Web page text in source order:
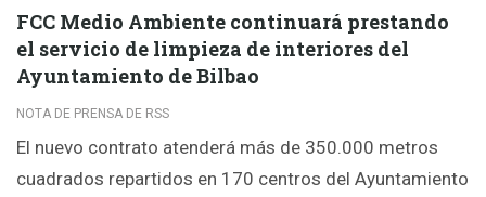
FCC Medio Ambiente continuará prestando
el servicio de limpieza de interiores del
Ayuntamiento de Bilbao
NOTA DE PRENSA DE RSS
El nuevo contrato atenderá más de 350.000 metros
cuadrados repartidos en 170 centros del Ayuntamiento